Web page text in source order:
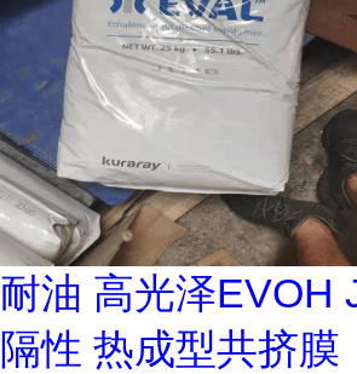
耐油 高光泽EVOH
隔性 热成型共挤膜